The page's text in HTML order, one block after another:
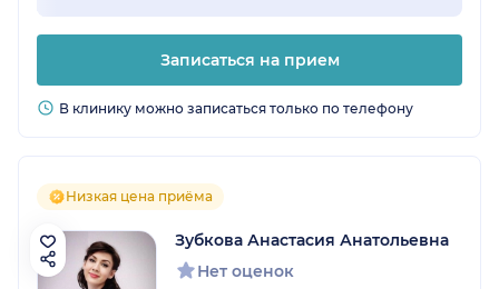
Записаться на прием
В клинику можно записаться только по телефону
Низкая цена приёма
Зубкова Анастасия Анатольевна
Нет оценок